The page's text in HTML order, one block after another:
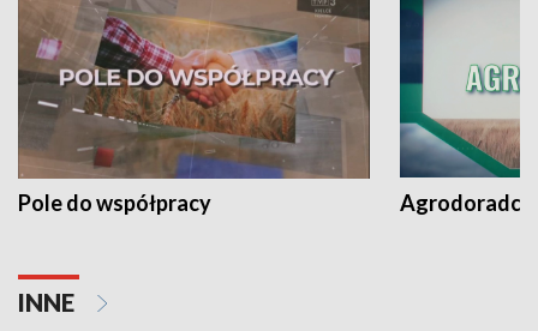
Pole do współpracy Agrodoradcy
INNE